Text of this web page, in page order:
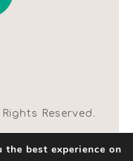
Reserved.
des cookies
best experience on